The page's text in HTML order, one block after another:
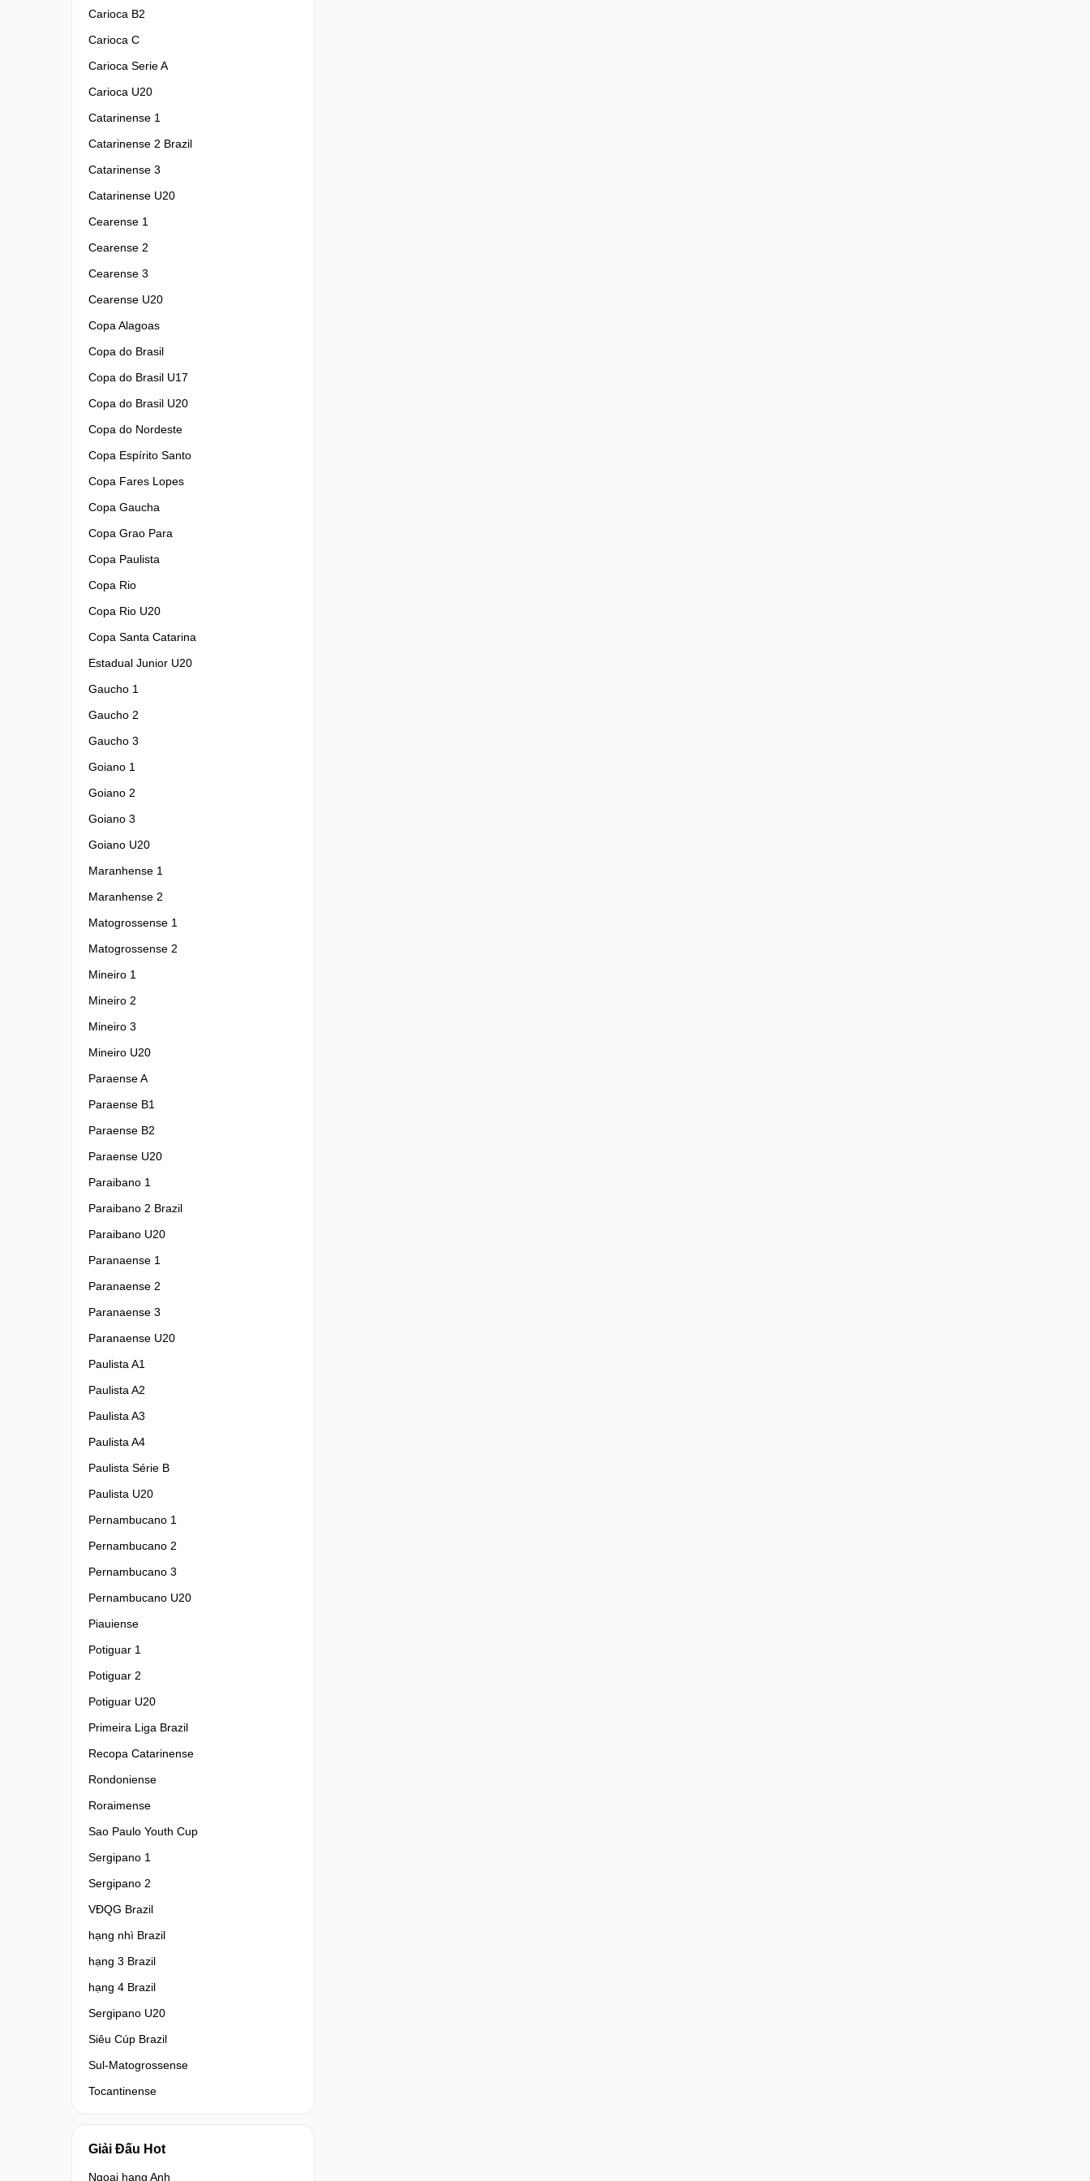
Carioca B2
Carioca C
Carioca Serie A
Carioca U20
Catarinense 1
Catarinense 2 Brazil
Catarinense 3
Catarinense U20
Cearense 1
Cearense 2
Cearense 3
Cearense U20
Copa Alagoas
Copa do Brasil
Copa do Brasil U17
Copa do Brasil U20
Copa do Nordeste
Copa Espírito Santo
Copa Fares Lopes
Copa Gaucha
Copa Grao Para
Copa Paulista
Copa Rio
Copa Rio U20
Copa Santa Catarina
Estadual Junior U20
Gaucho 1
Gaucho 2
Gaucho 3
Goiano 1
Goiano 2
Goiano 3
Goiano U20
Maranhense 1
Maranhense 2
Matogrossense 1
Matogrossense 2
Mineiro 1
Mineiro 2
Mineiro 3
Mineiro U20
Paraense A
Paraense B1
Paraense B2
Paraense U20
Paraibano 1
Paraibano 2 Brazil
Paraibano U20
Paranaense 1
Paranaense 2
Paranaense 3
Paranaense U20
Paulista A1
Paulista A2
Paulista A3
Paulista A4
Paulista Série B
Paulista U20
Pernambucano 1
Pernambucano 2
Pernambucano 3
Pernambucano U20
Piauiense
Potiguar 1
Potiguar 2
Potiguar U20
Primeira Liga Brazil
Recopa Catarinense
Rondoniense
Roraimense
Sao Paulo Youth Cup
Sergipano 1
Sergipano 2
VĐQG Brazil
hạng nhì Brazil
hạng 3 Brazil
hạng 4 Brazil
Sergipano U20
Siêu Cúp Brazil
Sul-Matogrossense
Tocantinense
Giải Đấu Hot
Ngoại hạng Anh